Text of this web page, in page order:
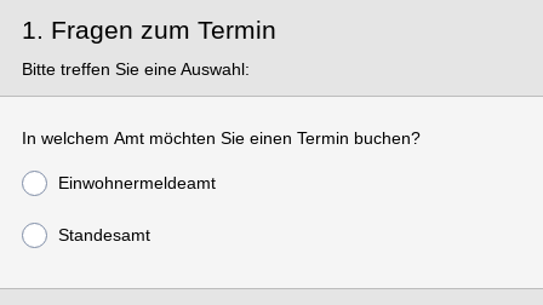
1. Fragen zum Termin
Bitte treffen Sie eine Auswahl:
In welchem Amt möchten Sie einen Termin buchen?
Einwohnermeldeamt
Standesamt